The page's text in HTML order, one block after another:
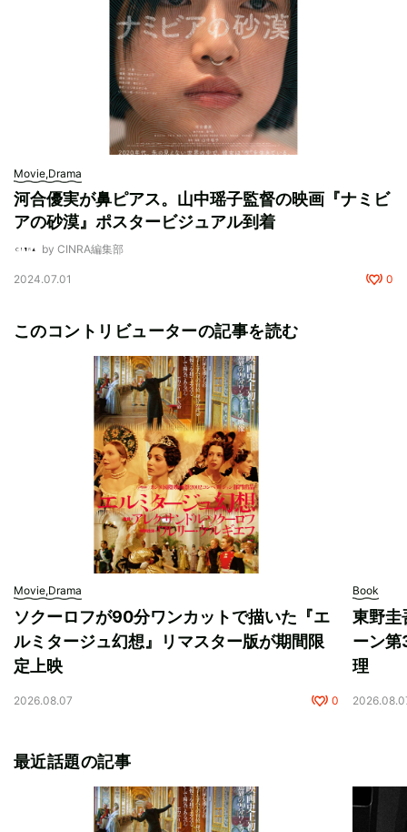
Movie,Drama
河合優実が鼻ピアス。山中瑶子監督の映画『ナミビ
アの砂漠』ポスタービジュアル到着
by CINRA編集部
2024.07.01 0
このコントリビューターの記事を読む
Movie,Drama
ソクーロフが90分ワンカットで描いた『エ
ルミタージュ幻想』リマスター版が期間限
定上映
2026.08.07 0
Book
東野圭
ーン第
理
最近話題の記事